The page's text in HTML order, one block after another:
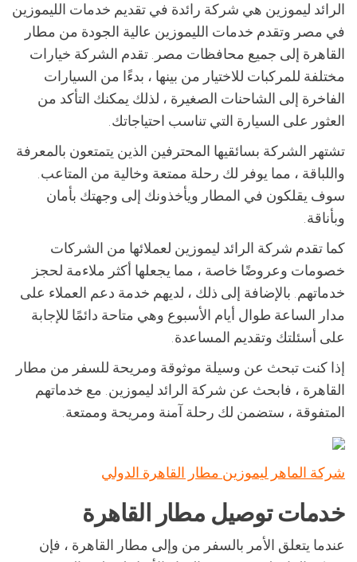
الرائد ليموزين هي شركة رائدة في تقديم خدمات الليموزين
في مصر وتقدم خدمات الليموزين عالية الجودة من مطار
القاهرة إلى جميع محافظات مصر. تقدم الشركة خيارات
مختلفة للمركبات للاختيار من بينها ، بدءًا من السيارات
الفاخرة إلى الشاحنات الصغيرة ، لذلك يمكنك التأكد من
العثور على السيارة التي تناسب احتياجاتك.
تشتهر الشركة بسائقيها المحترفين الذين يتمتعون بالمعرفة
واللباقة ، مما يوفر لك رحلة ممتعة وخالية من المتاعب.
سوف يقلكون في المطار ويأخذونك إلى وجهتك بأمان
وبأناقة.
كما تقدم شركة الرائد ليموزين لعملائها من الشركات
خصومات وعروضًا خاصة ، مما يجعلها أكثر ملاءمة لحجز
خدماتهم. بالإضافة إلى ذلك ، لديهم خدمة دعم العملاء على
مدار الساعة طوال أيام الأسبوع وهي متاحة دائمًا للإجابة
على أسئلتك وتقديم المساعدة.
إذا كنت تبحث عن وسيلة موثوقة ومريحة للسفر من مطار
القاهرة ، فابحث عن شركة الرائد ليموزين. مع خدماتهم
المتفوقة ، ستضمن لك رحلة آمنة ومريحة وممتعة.
شركة الماهر ليموزين مطار القاهرة الدولي
خدمات توصيل مطار القاهرة
عندما يتعلق الأمر بالسفر من وإلى مطار القاهرة ، فإن